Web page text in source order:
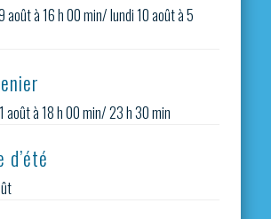
août à 16 h 00 min/lundi 10 août à 5
août à 18 h 00 min/23 h 30 min
d’été